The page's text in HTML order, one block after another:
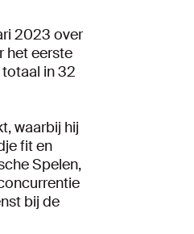
2023 over
het eerste
in 32
waarbij hij
fit en
Spelen,
bij de